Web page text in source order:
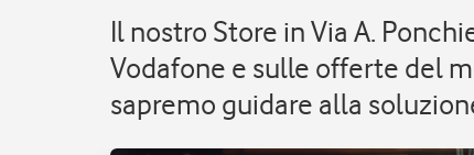
Il nostro Store in Via A.
Vodafone e sulle offerte del
sapremo guidare alla